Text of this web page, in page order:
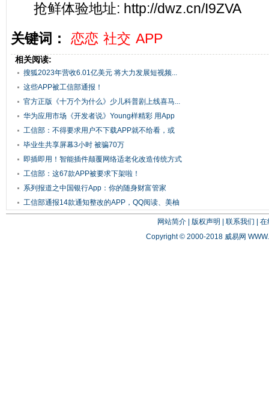
抢鲜体验地址: http://dwz.cn/I9ZVA
关键词：
恋恋 社交 APP
相关阅读:
搜狐2023年营收6.01亿美元 将大力发展短视频...
这些APP被工信部通报！
官方正版《十万个为什么》少儿科普剧上线喜马...
华为应用市场《开发者说》Young样精彩 用App
讲...
工信部：不得要求用户不下载APP就不给看，或
不...
毕业生共享屏幕3小时 被骗70万
即插即用！智能插件颠覆网络适老化改造传统方式
工信部：这67款APP被要求下架啦！
系列报道之中国银行App：你的随身财富管家
工信部通报14款通知整改的APP，QQ阅读、美柚
等...
网站简介| 版权声明 联系我们
在
Copyright © 2000-2018 威易网 WWW.